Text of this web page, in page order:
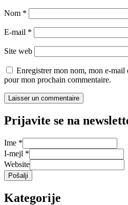
Nom *
E-mail *
Site web
Enregistrer mon nom, mon e-mail
pour mon prochain commentaire.
Prijavite se na
Ime *
I-mejl *
Website
Pošalji
Kategorije